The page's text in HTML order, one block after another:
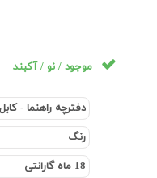
موجود / نو / آکبند